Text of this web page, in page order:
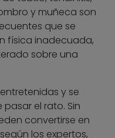
y muñeca son
que se
física inadecuada,
sobre una
y se
el rato. Sin
convertirse en
los expertos,